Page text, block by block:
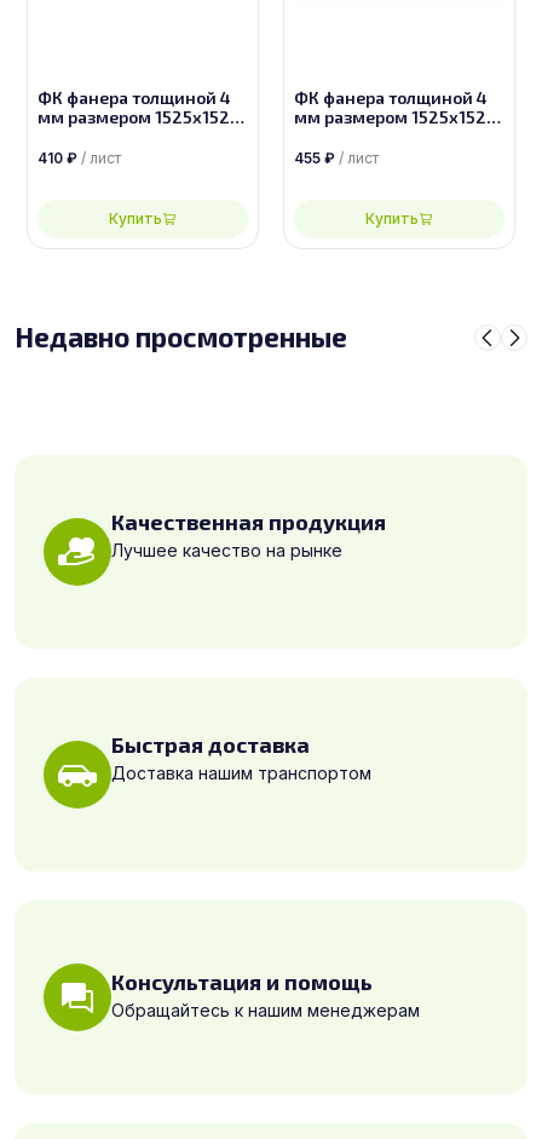
ФК фанера толщиной 4
мм размером 1525х1525,
410 ₽ / лист
Купить
ФК фанера толщиной 4
мм размером 1525х1525,
455 ₽ / лист
Купить
Недавно просмотренные
Качественная продукция
Лучшее качество на рынке
Быстрая доставка
Доставка нашим транспортом
Консультация и помощь
Обращайтесь к нашим менеджерам